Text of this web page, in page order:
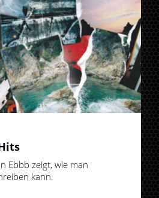
Ebbb zeigt, wie man
kann.